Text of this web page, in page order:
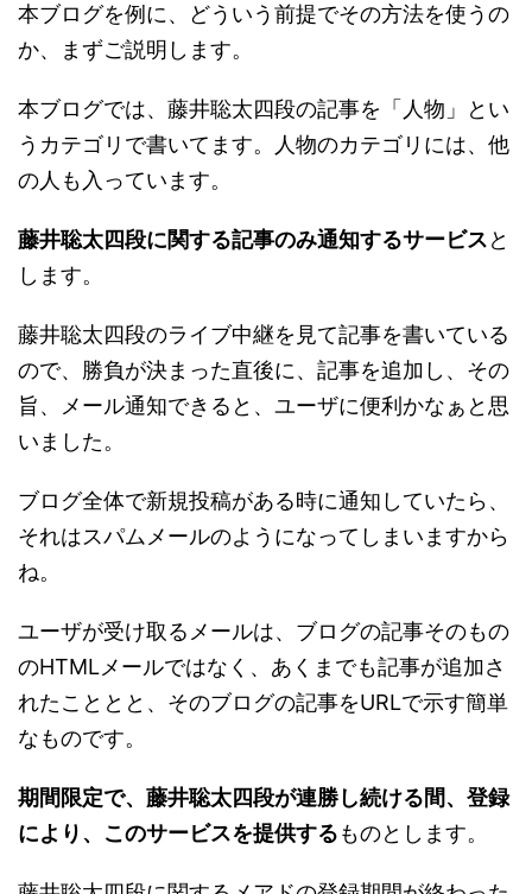
本ブログを例に、どういう前提でその方法を使うの
か、まずご説明します。
本ブログでは、藤井聡太四段の記事を「人物」とい
うカテゴリで書いてます。人物のカテゴリには、他
の人も入っています。
藤井聡太四段に関する記事のみ通知するサービスと
します。
藤井聡太四段のライブ中継を見て記事を書いている
ので、勝負が決まった直後に、記事を追加し、その
旨、メール通知できると、ユーザに便利かなぁと思
いました。
ブログ全体で新規投稿がある時に通知していたら、
それはスパムメールのようになってしまいますから
ね。
ユーザが受け取るメールは、ブログの記事そのもの
のHTMLメールではなく、あくまでも記事が追加さ
れたこととと、そのブログの記事をURLで示す簡単
なものです。
期間限定で、藤井聡太四段が連勝し続ける間、登録
により、このサービスを提供するものとします。